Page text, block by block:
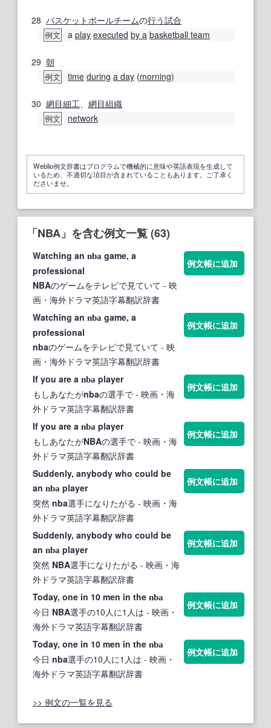
28 バスケットボールチームの行う試合
例文 a play executed by a basketball team
29 朝
例文 time during a day (morning)
30 網目細工、 網目組織
例文 network
Weblio例文辞書はプログラムで機械的に意味や英語表現を生成して
いるため、不適切な項目が含まれていることもあります。ご了承く
ださいませ。
「NBA」を含む例文一覧 (63)
Watching an nba game, a
professional
NBAのゲームをテレビで見ていて - 映
画・海外ドラマ英語字幕翻訳辞書
例文帳に追加
Watching an nba game, a
professional
nbaのゲームをテレビで見ていて - 映
画・海外ドラマ英語字幕翻訳辞書
例文帳に追加
If you are a nba player
もしあなたがnbaの選手で - 映画・海
外ドラマ英語字幕翻訳辞書
例文帳に追加
If you are a nba player
もしあなたがNBAの選手で - 映画・海
外ドラマ英語字幕翻訳辞書
例文帳に追加
Suddenly, anybody who could be
an nba player
突然 nba選手になりたがる - 映画・海
外ドラマ英語字幕翻訳辞書
例文帳に追加
Suddenly, anybody who could be
an nba player
突然 NBA選手になりたがる - 映画・海
外ドラマ英語字幕翻訳辞書
例文帳に追加
Today, one in 10 men in the nba
今日 NBA選手の10人に1人は - 映画・
海外ドラマ英語字幕翻訳辞書
例文帳に追加
Today, one in 10 men in the nba
今日 nba選手の10人に1人は - 映画・
海外ドラマ英語字幕翻訳辞書
例文帳に追加
>> 例文の一覧を見る